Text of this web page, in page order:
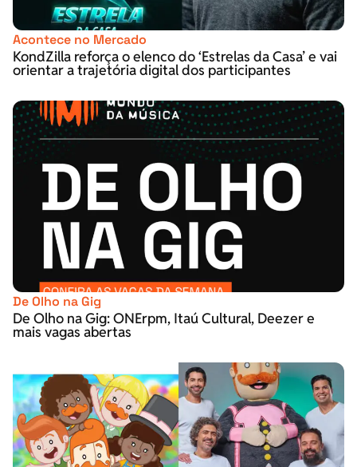
Acontece no Mercado
KondZilla reforça o elenco do ‘Estrelas da Casa’ e vai
orientar a trajetória digital dos participantes
De Olho na Gig
De Olho na Gig: ONErpm, Itaú Cultural, Deezer e
mais vagas abertas